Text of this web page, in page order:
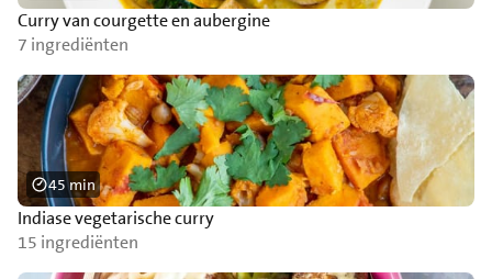
Curry van courgette en aubergine
7 ingrediënten
Indiase vegetarische curry
15 ingrediënten
45 min